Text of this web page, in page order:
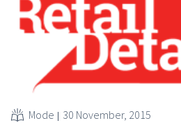
Mode 30 November, 2015